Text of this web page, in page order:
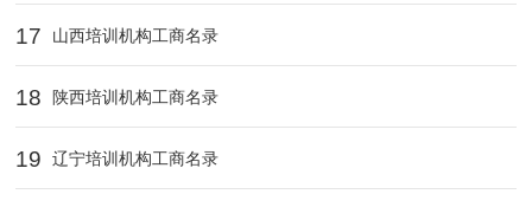
17 山西培训机构工商名录
18 陕西培训机构工商名录
19 辽宁培训机构工商名录